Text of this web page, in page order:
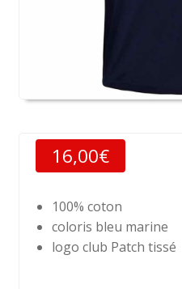
16,00€
100% coton
coloris bleu marine
logo club Patch tissé